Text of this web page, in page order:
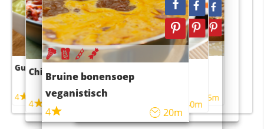
Guacamole
4
Chili con carne
4 45m
Bruine bonensoep
veganistisch
4
20m
Sushi rijstsalade
maaltijdsalade
40m
4 55m